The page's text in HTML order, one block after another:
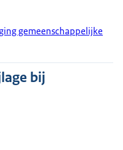
gemeenschappelijke
bij